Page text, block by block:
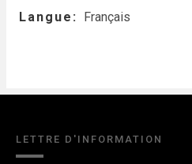
Langue Français
LETTRE D'INFORMATION